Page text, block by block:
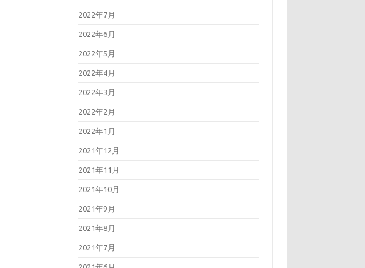
2022年7月
2022年6月
2022年5月
2022年4月
2022年3月
2022年2月
2022年1月
2021年12月
2021年11月
2021年10月
2021年9月
2021年8月
2021年7月